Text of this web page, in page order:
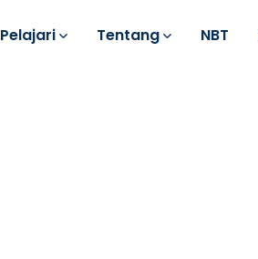
Pelajari Tentang NBT